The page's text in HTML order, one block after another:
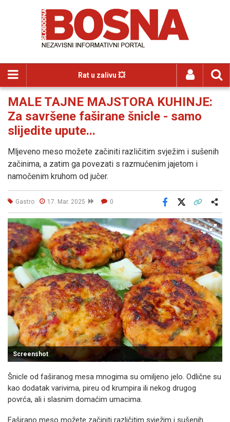
Rat u zalivu 💥
MALE TAJNE MAJSTORA KUHINJE:
Za savršene faširane šnicle - samo
slijedite upute...
Mljeveno meso možete začiniti različitim svježim i sušenih
začinima, a zatim ga povezati s razmućenim jajetom i
namočenim kruhom od jučer.
Gastro 17. Mar. 2025 0
Facebook
Screenshot
Šnicle od faširanog mesa mnogima su omiljeno jelo. Odlične su
kao dodatak varivima, pireu od krumpira ili nekog drugog
povrća, ali i slasnim domaćim umacima.
Faširano meso možete začiniti različitim svježim i sušenih